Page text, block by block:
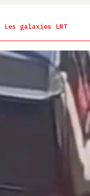
Les galaxies LNT